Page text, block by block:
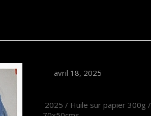
avril 18, 2025
2025 / Huile sur papier 300g /